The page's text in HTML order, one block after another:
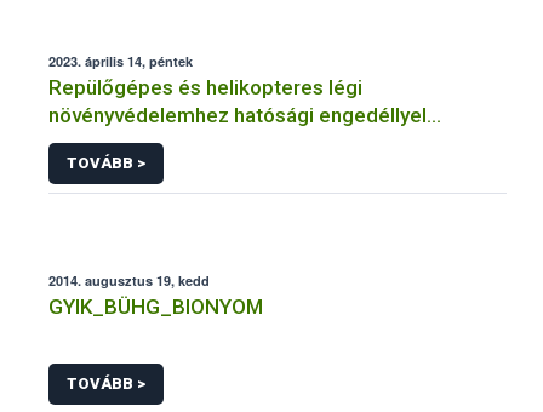
2023. április 14, péntek
Repülőgépes és helikopteres légi
növényvédelemhez hatósági engedéllyel
rendelkező szervezetek
TOVÁBB >
2014. augusztus 19, kedd
GYIK_BÜHG_BIONYOM
TOVÁBB >